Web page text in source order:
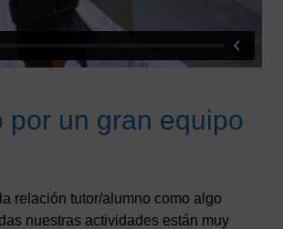
por un gran equipo
relación tutor/alumno como algo
nuestras actividades están muy